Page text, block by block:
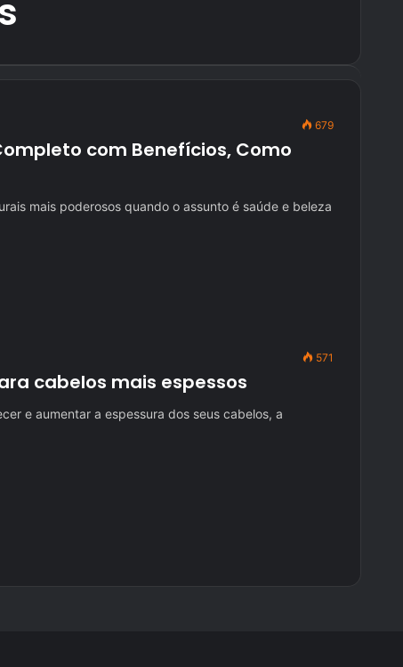
679
com Benefícios, Como
mais poderosos quando o assunto é saúde e beleza
571
cabelos mais espessos
e aumentar a espessura dos seus cabelos, a